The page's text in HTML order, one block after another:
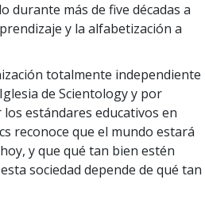
durante más de five décadas a
y la alfabetización a
totalmente independiente
de Scientology y por
estándares educativos en
reconoce que el mundo estará
y que qué tan bien estén
sociedad depende de qué tan